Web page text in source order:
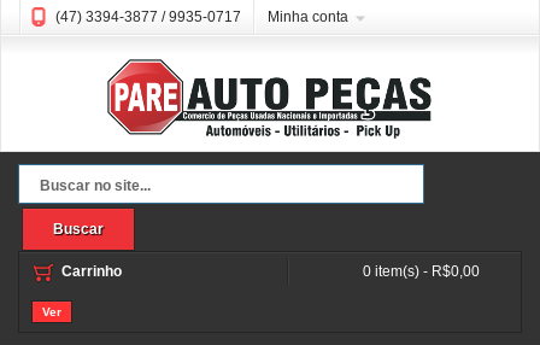
(47) 3394-3877 / 9935-0717 Minha conta
Buscar
Carrinho 0 item(s) - R$0,00
Ver